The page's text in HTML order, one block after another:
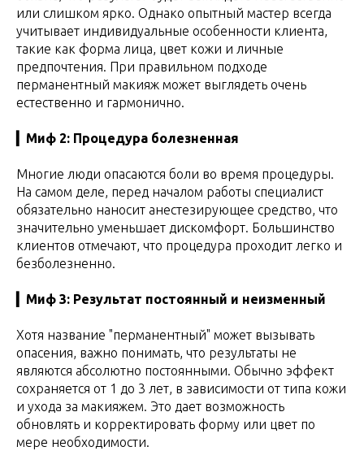
или слишком ярко. Однако опытный мастер всегда
учитывает индивидуальные особенности клиента,
такие как форма лица, цвет кожи и личные
предпочтения. При правильном подходе
перманентный макияж может выглядеть очень
естественно и гармонично.
▎Миф 2: Процедура болезненная
Многие люди опасаются боли во время процедуры.
На самом деле, перед началом работы специалист
обязательно наносит анестезирующее средство, что
значительно уменьшает дискомфорт. Большинство
клиентов отмечают, что процедура проходит легко и
безболезненно.
▎Миф 3: Результат постоянный и неизменный
Хотя название "перманентный" может вызывать
опасения, важно понимать, что результаты не
являются абсолютно постоянными. Обычно эффект
сохраняется от 1 до 3 лет, в зависимости от типа кожи
и ухода за макияжем. Это дает возможность
обновлять и корректировать форму или цвет по
мере необходимости.